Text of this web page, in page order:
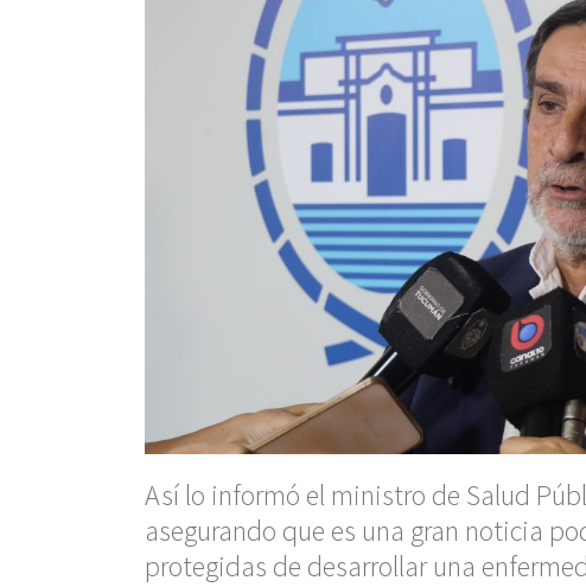
Así lo informó el ministro de Salud
asegurando que es una gran noticia
protegidas de desarrollar una